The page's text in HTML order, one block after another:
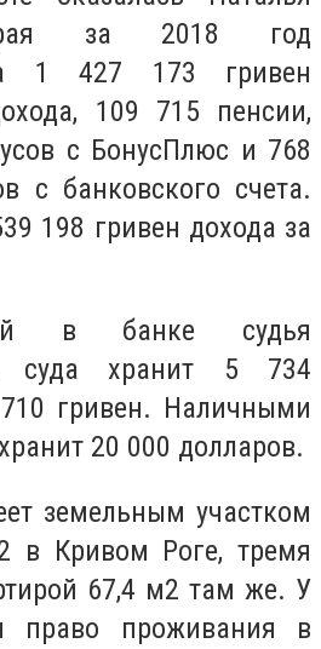
за 2018 год
1 427 173 гривен
109 715 пенсии,
с БонусПлюс и 768
с банковского счета.
198 гривен дохода за
в банке судья
суда хранит 5 734
гривен. Наличными
20 000 долларов.
земельным участком
в Кривом Роге, тремя
67,4 м2 там же. У
право проживания в